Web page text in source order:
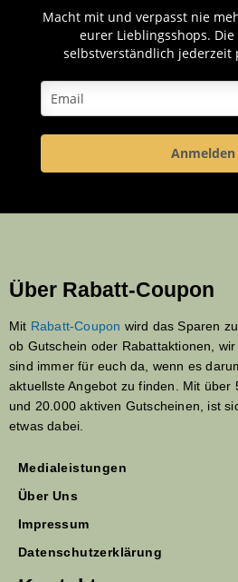
Macht mit und verpasst nie
eurer Lieblingsshops.
selbstverständlich jederzeit
Anmelden
Über Rabatt-Coupon
Mit Rabatt-Coupon wird das Sparen
ob Gutschein oder Rabattaktionen,
sind immer für euch da, wenn es
aktuellste Angebot zu finden. Mit über
und 20.000 aktiven Gutscheinen, ist
etwas dabei.
Medialeistungen
Über Uns
Impressum
Datenschutzerklärung